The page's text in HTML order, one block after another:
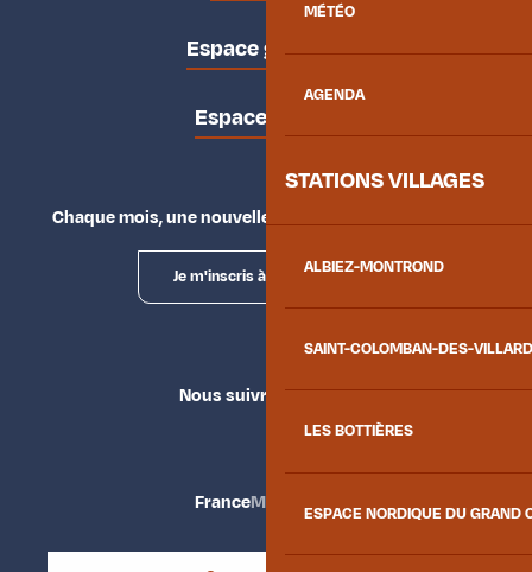
MÉTÉO
AGENDA
STATIONS VILLAGES
ALBIEZ-MONTROND
SAINT-COLOMBAN-DES-
LES BOTTIÈRES
ESPACE NORDIQUE DU GRAND
Espace groupes
Espace presse
Chaque mois, une nouvelle façon d'explorer la vallée.
Je m'inscris à la newsletter
Nous suivre
FranceMaurienne